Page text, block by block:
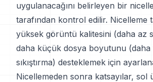
uygulanacağını belirleyen bir
tarafından kontrol edilir. Nicelleme
yüksek görüntü kalitesini (daha az
daha küçük dosya boyutunu (daha
sıkıştırma) desteklemek için
Nicellemeden sonra katsayılar, sol